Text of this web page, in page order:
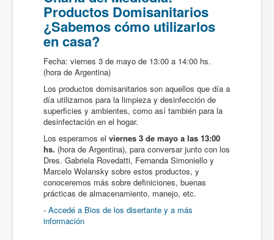
Productos Domisanitarios
¿Sabemos cómo utilizarlos
en casa?
Fecha: viernes 3 de mayo de 13:00 a 14:00 hs.
(hora de Argentina)
Los productos domisanitarios son aquellos que día a
día utilizamos para la limpieza y desinfección de
superficies y ambientes, como así también para la
desinfectación en el hogar.
Los esperamos el viernes 3 de mayo a las 13:00
hs. (hora de Argentina), para conversar junto con los
Dres. Gabriela Rovedatti, Fernanda Simoniello y
Marcelo Wolansky sobre estos productos, y
conoceremos más sobre definiciones, buenas
prácticas de almacenamiento, manejo, etc.
- Accedé a Bios de los disertante y a más
información